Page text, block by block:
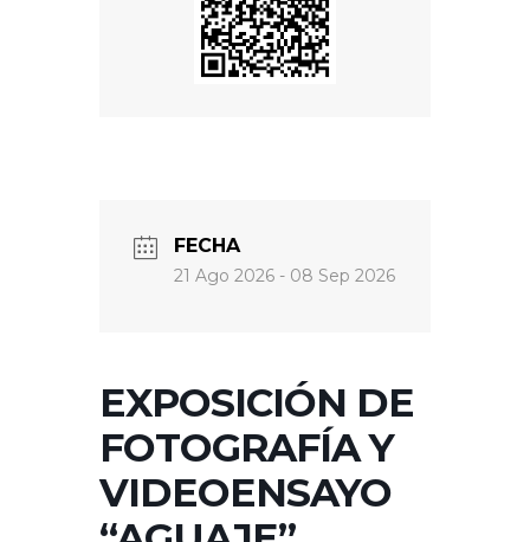
FECHA
21 Ago 2026 - 08 Sep 2026
EXPOSICIÓN DE
FOTOGRAFÍA Y
VIDEOENSAYO